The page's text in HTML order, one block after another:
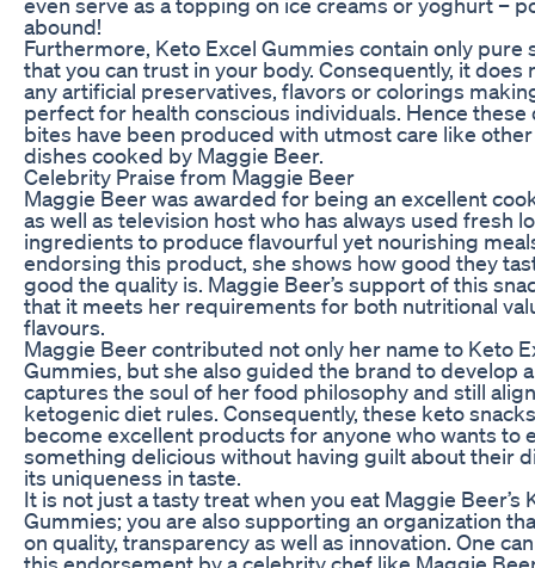
abound!
Furthermore, Keto Excel Gummies contain only pure
that you can trust in your body. Consequently, it does
any artificial preservatives, flavors or colorings
perfect for health conscious individuals. Hence these
bites have been produced with utmost care like
dishes cooked by Maggie Beer.
Celebrity Praise from Maggie Beer
Maggie Beer was awarded for being an excellent
as well as television host who has always used fresh
ingredients to produce flavourful yet nourishing
endorsing this product, she shows how good they
good the quality is. Maggie Beer’s support of this
that it meets her requirements for both nutritional
flavours.
Maggie Beer contributed not only her name to Keto
Gummies, but she also guided the brand to develop
captures the soul of her food philosophy and still
ketogenic diet rules. Consequently, these keto
become excellent products for anyone who wants to
something delicious without having guilt about their
its uniqueness in taste.
It is not just a tasty treat when you eat Maggie Beer’s
Gummies; you are also supporting an organization
on quality, transparency as well as innovation. One
this endorsement by a celebrity chef like Maggie